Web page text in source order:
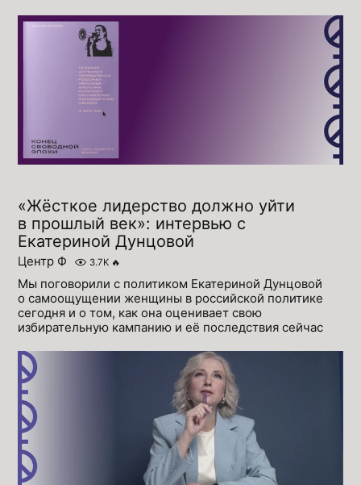
«Жëсткое лидерство должно уйти
в прошлый век»: интервью с
Екатериной Дунцовой
Центр Ф 3.7K 🔥
Мы поговорили с политиком Екатериной Дунцовой
о самоощущении женщины в российской политике
сегодня и о том, как она оценивает свою
избирательную кампанию и её последствия сейчас